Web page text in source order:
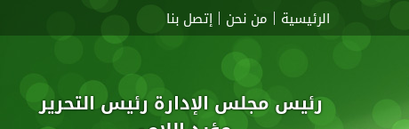
الرئيسية من نحن إتصل بنا
رئيس مجلس الإدارة رئيس التحرير